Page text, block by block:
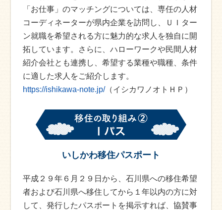
「お仕事」のマッチングについては、専任の人材
コーディネーターが県内企業を訪問し、ＵＩター
ン就職を希望される方に魅力的な求人を独自に開
拓しています。さらに、ハローワークや民間人材
紹介会社とも連携し、希望する業種や職種、条件
に適した求人をご紹介します。
https://ishikawa-note.jp/（イシカワノオトＨＰ）
いしかわ移住パスポート
平成２９年６月２９日から、石川県への移住希望
者および石川県へ移住してから１年以内の方に対
して、発行したパスポートを掲示すれば、協賛事